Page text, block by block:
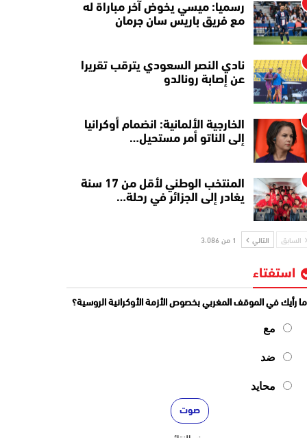
رسميا: ميسي يخوض آخر مباراة له
مع فريق باريس سان جرمان
نادي النصر السعودي يترقب تقريرا
عن إصابة رونالدو
الخارجية الألمانية: انضمام أوكرانيا
إلى الناتو أمر مستحيل…
المنتخب الوطني لأقل من 17 سنة
يغادر إلى الجزائر في رحلة…
السابق التالي 1 من 3٬086
استفتاء
ما رأيك في الموقف المغربي بخصوص الأزمة الأوكرانية الروسية؟
مع
ضد
محايد